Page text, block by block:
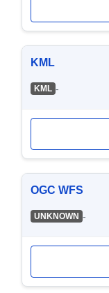
KML
KML -
OGC WFS
UNKNOWN -